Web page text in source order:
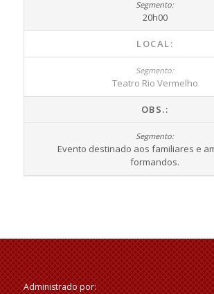
20h00
LOCAL:
Teatro Rio Vermelho
OBS.:
Evento destinado aos familiares e
formandos.
Administrado por: